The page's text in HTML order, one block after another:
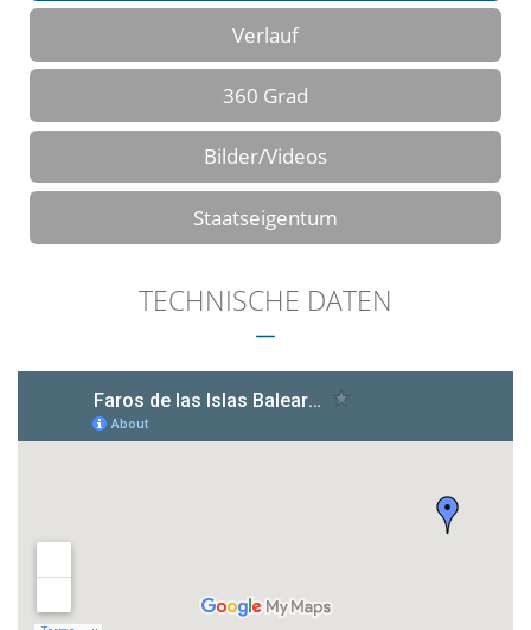
Verlauf
360 Grad
Bilder/Videos
Staatseigentum
TECHNISCHE DATEN